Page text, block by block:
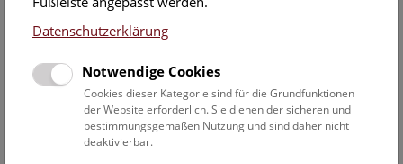
Mitmachen ein!
Lass dich von den Höhlenbildern der Eiszeit inspirieren und
gestalte mit Naturfarben selbst ein Kunstwerk, das du auf
Datenschutzerklärung
Notwendige Cookies
Cookies dieser Kategorie sind für die Grundfunktionen
der Website erforderlich. Sie dienen der sicheren und
bestimmungsgemäßen Nutzung und sind daher nicht
deaktivierbar.